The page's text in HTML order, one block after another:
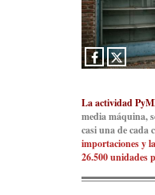
La actividad
media máquina,
casi una de cada
importaciones y
26.500 unidades